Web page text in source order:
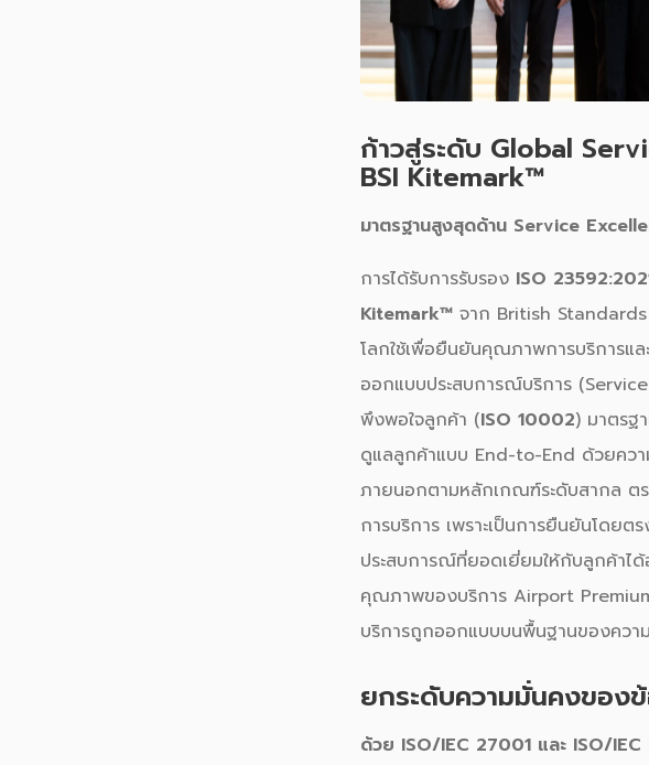
ก้าวสู่ระดับ Global
BSI Kitemark™
มาตรฐานสูงสุดด้าน Service
การได้รับการรับรอง ISO
Kitemark™ จาก British Standards
โลกใช้เพื่อยืนยันคุณภาพการบริการแ
ออกแบบประสบการณ์บริการ
พึงพอใจลูกค้า (ISO 10002) มาตรฐ
ดูแลลูกค้าแบบ End-to-End ด้วยควา
ภายนอกตามหลักเกณฑ์ระดับสากล ต
การบริการ เพราะเป็นการยืนยันโดย
ประสบการณ์ที่ยอดเยี่ยมให้กับลูกค้าไ
คุณภาพของบริการ Airport
บริการถูกออกแบบบนพื้นฐานของควา
ยกระดับความมั่นคงของ
ด้วย ISO/IEC 27001 และ ISO/